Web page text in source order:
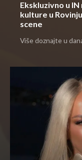
Ekskluzivno u
kulture u
scene
Više doznajte u